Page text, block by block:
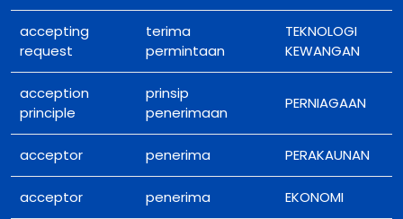
accepting
request
terima
permintaan
TEKNOLOGI
KEWANGAN
acception
principle
prinsip
penerimaan
PERNIAGAAN
acceptor penerima PERAKAUNAN
acceptor penerima EKONOMI